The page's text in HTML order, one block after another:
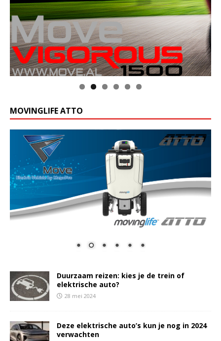
MOVINGLIFE ATTO
Duurzaam reizen: kies je de trein of
elektrische auto?
28 mei 2024
Deze elektrische auto’s kun je nog in 2024
verwachten